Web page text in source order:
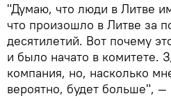
"Думаю, что люди в Литве
что произошло в Литве за
десятилетий. Вот почему
и было начато в комитете.
компания, но, насколько
вероятно, будет больше",